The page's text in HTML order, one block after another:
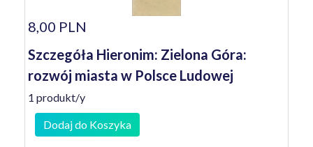
8,00 PLN
Szczegóła Hieronim: Zielona Góra:
rozwój miasta w Polsce Ludowej
1 produkt/y
Dodaj do Koszyka